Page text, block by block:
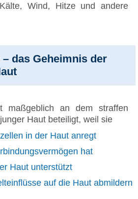
Wind, Hitze und andere
das Geheimnis der
maßgeblich an dem straffen
Haut beteiligt, weil sie
in der Haut anregt
hat
Haut unterstützt
auf die Haut abmildern